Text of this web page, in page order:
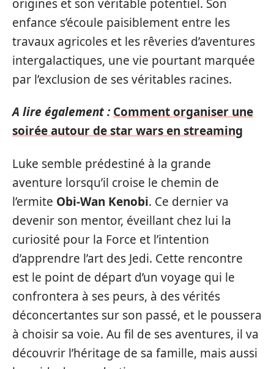
origines et son véritable potentiel. Son
enfance s’écoule paisiblement entre les
travaux agricoles et les rêveries d’aventures
intergalactiques, une vie pourtant marquée
par l’exclusion de ses véritables racines.
A lire également : Comment organiser une
soirée autour de star wars en streaming
Luke semble prédestiné à la grande
aventure lorsqu’il croise le chemin de
l’ermite Obi-Wan Kenobi. Ce dernier va
devenir son mentor, éveillant chez lui la
curiosité pour la Force et l’intention
d’apprendre l’art des Jedi. Cette rencontre
est le point de départ d’un voyage qui le
confrontera à ses peurs, à des vérités
déconcertantes sur son passé, et le poussera
à choisir sa voie. Au fil de ses aventures, il va
découvrir l’héritage de sa famille, mais aussi